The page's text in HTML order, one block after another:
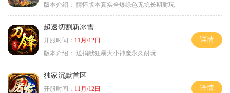
版本介绍： 情怀版本真实全爆绿色无坑长期耐玩
超速切割新冰雪
开服时间： 11月/12日
版本介绍： 送捐献狂暴大小神魔永久耐玩
详情
独家沉默首区
开服时间： 11月/12日
详情